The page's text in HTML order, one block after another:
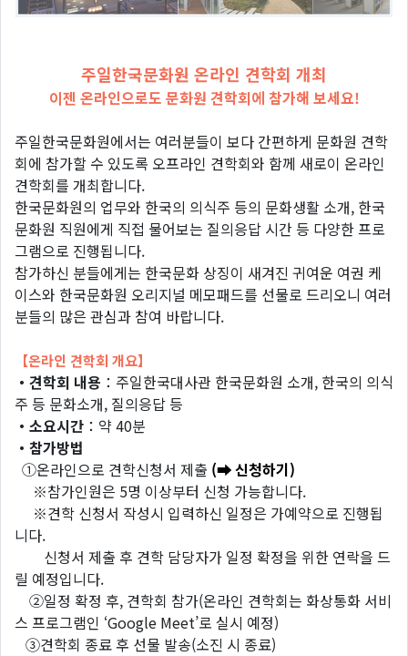
주일한국문화원 온라인 견학회 개최
이젠 온라인으로도 문화원 견학회에 참가해 보세요!
주일한국문화원에서는 여러분들이 보다 간편하게 문화원 견학
회에 참가할 수 있도록 오프라인 견학회와 함께 새로이 온라인
견학회를 개최합니다.
한국문화원의 업무와 한국의 의식주 등의 문화생활 소개, 한국
문화원 직원에게 직접 물어보는 질의응답 시간 등 다양한 프로
그램으로 진행됩니다.
참가하신 분들에게는 한국문화 상징이 새겨진 귀여운 여권 케
이스와 한국문화원 오리지널 메모패드를 선물로 드리오니 여러
분들의 많은 관심과 참여 바랍니다.
【온라인 견학회 개요】
・견학회 내용 ：주일한국대사관 한국문화원 소개, 한국의 의식
주 등 문화소개, 질의응답 등
・소요시간 ：약 40분
・참가방법
①온라인으로 견학신청서 제출 (➡ 신청하기)
※참가인원은 5명 이상부터 신청 가능합니다.
※견학 신청서 작성시 입력하신 일정은 가예약으로 진행됩
니다.
신청서 제출 후 견학 담당자가 일정 확정을 위한 연락을 드
릴 예정입니다.
②일정 확정 후, 견학회 참가(온라인 견학회는 화상통화 서비
스 프로그램인 ‘Google Meet’로 실시 예정)
③견학회 종료 후 선물 발송(소진 시 종료)